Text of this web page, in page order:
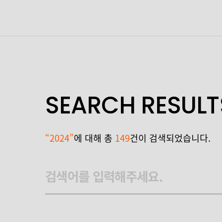
SEARCH
“2024”에 대해 총 149건이 검색되었습니다.
검색어를 입력해주세요.